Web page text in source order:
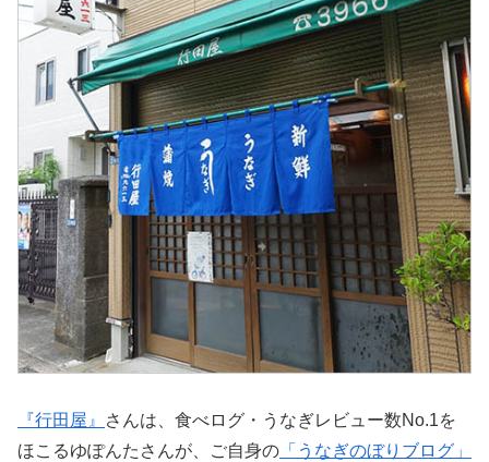
『行田屋』
さんは、食べログ・うなぎレビュー数No.1を
ほこるゆぽんたさんが、ご自身の 「うなぎのぼりブログ」